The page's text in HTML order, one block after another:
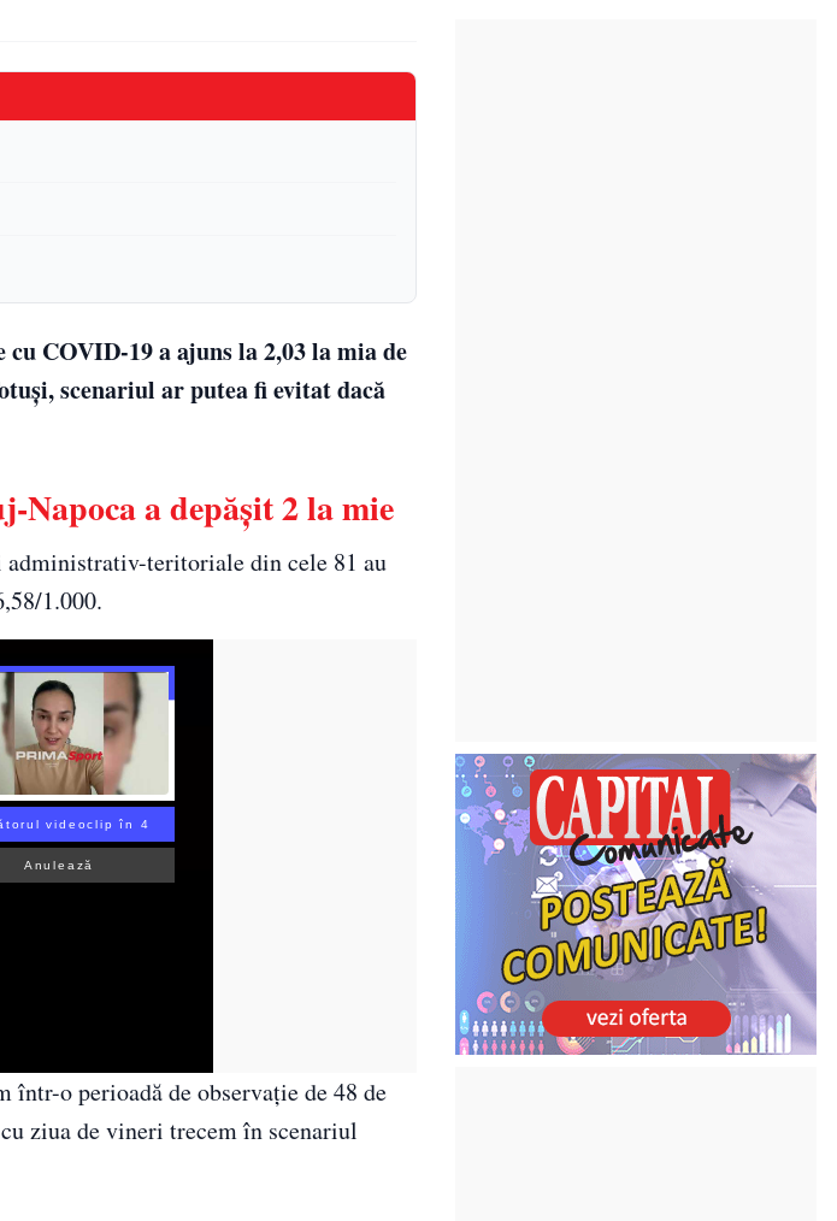
COVID-19 a ajuns la 2,03 la mia de
scenariul ar putea fi evitat dacă
a depășit 2 la mie
administrativ-teritoriale din cele 81 au
1.000.
videoclip în 3
Anulează
o perioadă de observaţie de 48 de
ziua de vineri trecem în scenariul